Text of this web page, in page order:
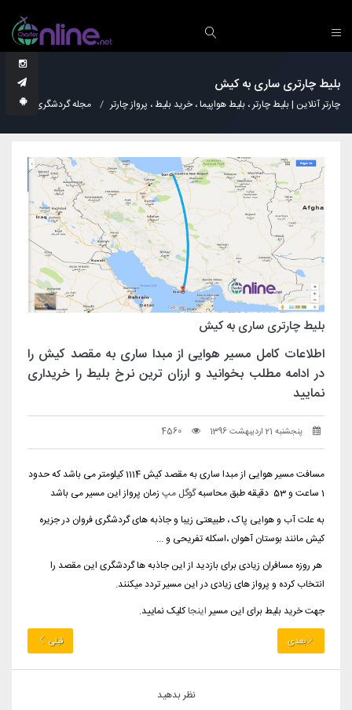
بلیط چارتری ساری به کیش
چارتر آنلاین | بلیط چارتر ، بلیط هواپیما ، خرید بلیط ، پرواز چارتر مجله گردشگری
بلیط چارتری ساری به کیش
اطلاعات کامل مسیر هوایی از مبدا ساری به مقصد کیش را
در ادامه مطلب بخوانید و ارزان ترین نرخ بلیط را خریداری
نمایید
پنجشنبه 21 اردیبهشت 1396 4560
مسافت مسیر هوایی از مبدا ساری به مقصد کیش 1114 کیلومتر می باشد که حدود
1 ساعت و 53 دقیقه طبق محاسبه
گوگل مپ زمان پرواز این مسیر می باشد
به علت آب و هوایی پاک ، طبیعتی زیبا و جاذبه های گردشگری فروان در جزیره
کیش مانند بوستان آهوان ،اسکله تفریحی و ...
هر روزه مسافران زیادی برای بازدید از این جاذبه ها گردشگری این مقصد را
انتخاب کرده و پرواز های زیادی در این مسیر تردد میکنند.
جهت خرید بلیط برای این مسیراینجاکلیک نمایید.
بعدی قبلی
نظر بدهید